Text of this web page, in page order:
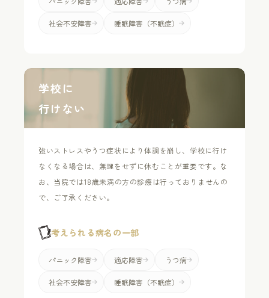
社会不安障害 睡眠障害（不眠症）
強いストレスやうつ症状により体調を崩し、学校に行け
なくなる場合は、無理をせずに休むことが重要です。な
お、当院では18歳未満の方の診療は行っておりませんの
で、ご了承ください。
考えられる病名の一部
パニック障害 適応障害 うつ病
社会不安障害 睡眠障害（不眠症）
学校に
行けない